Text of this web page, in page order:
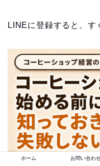
LINEに登録すると、す
ホーム お問い合わ
【
ーメ
レ